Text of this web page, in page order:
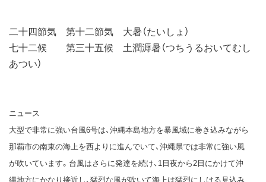
二十四節気 第十二節気 大暑（たいしょ）
七十二候 第三十五候 土潤溽暑（つちうるおいてむし
あつい）
ニュース
大型で非常に強い台風6号は、沖縄本島地方を暴風域に巻き込みながら
那覇市の南東の海上を西よりに進んでいて、沖縄県では非常に強い風
が吹いています。台風はさらに発達を続け、1日夜から2日にかけて沖
縄地方にかなり接近し、猛烈な風が吹いて海上は猛烈にしける見込み